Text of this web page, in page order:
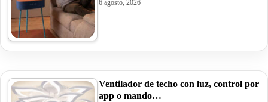
6 agosto, 2026
Ventilador de techo con luz, control por
app o mando…